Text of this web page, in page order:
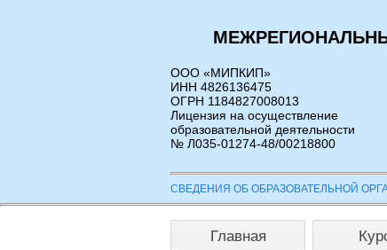
ООО «МИПКИП»
ИНН 4826136475
ОГРН 1184827008013
Лицензия на осуществление
образовательной деятельности
№ Л035-01274-48/00218800
СВЕДЕНИЯ ОБ ОБРАЗОВАТЕЛЬНОЙ
Главная